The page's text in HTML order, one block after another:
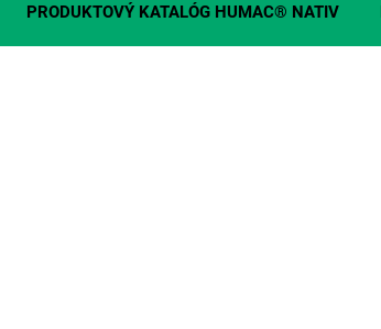
PRODUKTOVÝ KATALÓG HUMAC® NATIV